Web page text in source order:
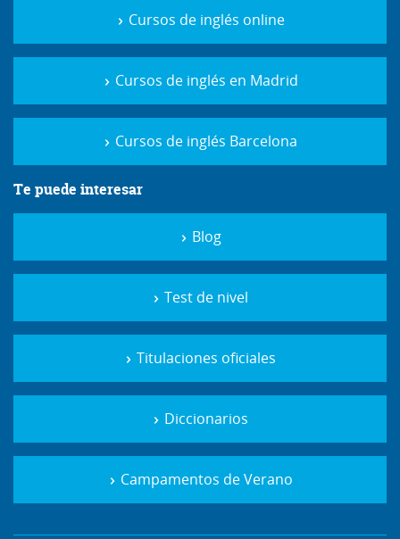
Cursos de inglés online
Cursos de inglés en Madrid
Cursos de inglés Barcelona
Te puede interesar
Blog
Test de nivel
Titulaciones oficiales
Diccionarios
Campamentos de Verano